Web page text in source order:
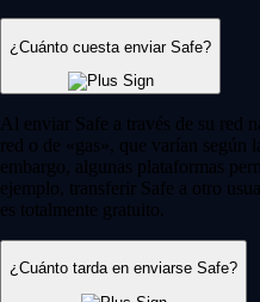
¿Cuánto cuesta enviar Safe?
Al enviar Safe a través de su red
red o de «gas», que varían según
embargo, algunas plataformas
ejemplo, transferir Safe a otro
es totalmente gratuito.
¿Cuánto tarda en enviarse Safe?